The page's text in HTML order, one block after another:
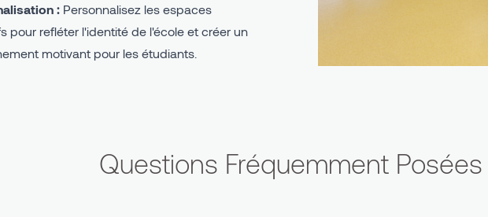
: Personnalisez les espaces
pour refléter l'identité de l'école et créer un
motivant pour les étudiants.
Questions Fréquemment Posées